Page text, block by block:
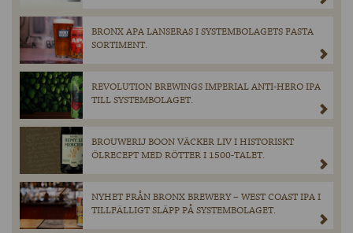
BRONX APA LANSERAS I SYSTEMBOLAGETS FASTA
SORTIMENT.
REVOLUTION BREWINGS IMPERIAL ANTI-HERO IPA
TILL SYSTEMBOLAGET.
BROUWERIJ BOON VÄCKER LIV I HISTORISKT
ÖLRECEPT MED RÖTTER I 1500-TALET.
NYHET FRÅN BRONX BREWERY – WEST COAST IPA I
TILLFÄLLIGT SLÄPP PÅ SYSTEMBOLAGET.